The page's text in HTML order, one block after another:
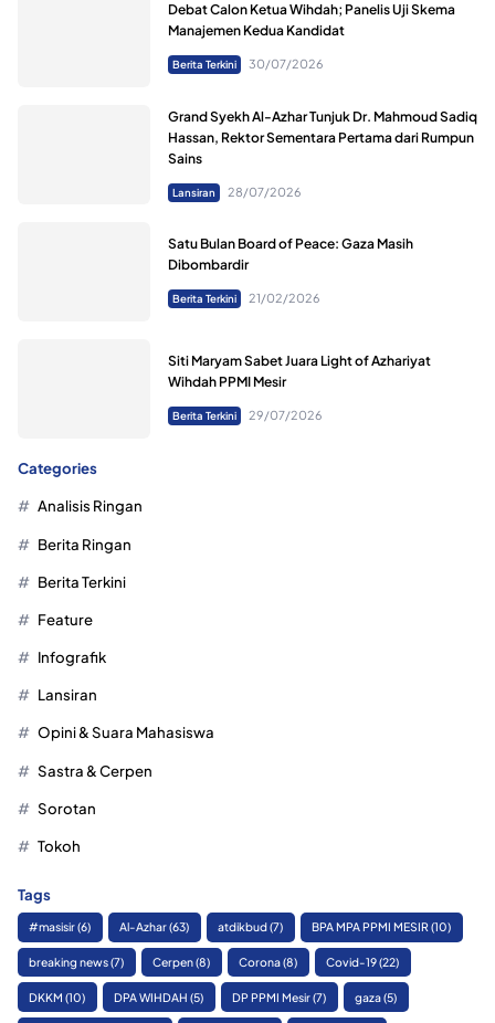
Debat Calon Ketua Wihdah; Panelis Uji Skema
Manajemen Kedua Kandidat
Berita Terkini 30/07/2026
Grand Syekh Al-Azhar Tunjuk Dr. Mahmoud Sadiq
Hassan, Rektor Sementara Pertama dari Rumpun
Sains
Lansiran 28/07/2026
Satu Bulan Board of Peace: Gaza Masih
Dibombardir
Berita Terkini 21/02/2026
Siti Maryam Sabet Juara Light of Azhariyat
Wihdah PPMI Mesir
Berita Terkini 29/07/2026
Categories
Analisis Ringan
Berita Ringan
Berita Terkini
Feature
Infografik
Lansiran
Opini & Suara Mahasiswa
Sastra & Cerpen
Sorotan
Tokoh
Tags
#masisir(6) Al-Azhar(63) atdikbud(7) BPA MPA PPMI MESIR(10)
breaking news(7) Cerpen(8) Corona(8) Covid-19(22)
DKKM (10) DPA WIHDAH (5) DP PPMI Mesir(7) gaza(5)